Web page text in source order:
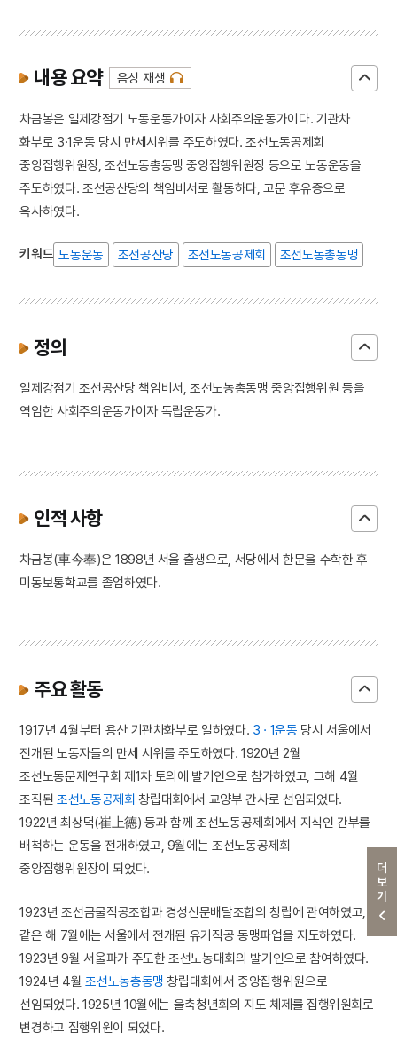
더보기
내용 요약 음성 재생
차금봉은 일제강점기 노동운동가이자 사회주의운동가이다. 기관차
화부로 3·1운동 당시 만세시위를 주도하였다. 조선노동공제회
중앙집행위원장, 조선노동총동맹 중앙집행위원장 등으로 노동운동을
주도하였다. 조선공산당의 책임비서로 활동하다, 고문 후유증으로
옥사하였다.
키워드 노동운동 조선공산당 조선노동공제회 조선노동총동맹
정의
일제강점기 조선공산당 책임비서, 조선노농총동맹 중앙집행위원 등을
역임한 사회주의운동가이자 독립운동가.
인적 사항
차금봉(車今奉)은 1898년 서울 출생으로, 서당에서 한문을 수학한 후
미동보통학교를 졸업하였다.
주요 활동
1917년 4월부터 용산 기관차화부로 일하였다. 3 · 1운동 당시 서울에서
전개된 노동자들의 만세 시위를 주도하였다. 1920년 2월
조선노동문제연구회 제1차 토의에 발기인으로 참가하였고, 그해 4월
조직된조선노동공제회 창립대회에서 교양부 간사로 선임되었다.
1922년 최상덕(崔上德) 등과 함께 조선노동공제회에서 지식인 간부를
배척하는 운동을 전개하였고, 9월에는 조선노동공제회
중앙집행위원장이 되었다.
1923년 조선금물직공조합과 경성신문배달조합의 창립에 관여하였고,
같은 해 7월에는 서울에서 전개된 유기직공 동맹파업을 지도하였다.
1923년 9월 서울파가 주도한 조선노농대회의 발기인으로 참여하였다.
1924년 4월 조선노농총동맹 창립대회에서 중앙집행위원으로
선임되었다. 1925년 10월에는 을축청년회의 지도 체제를 집행위원회로
변경하고 집행위원이 되었다.